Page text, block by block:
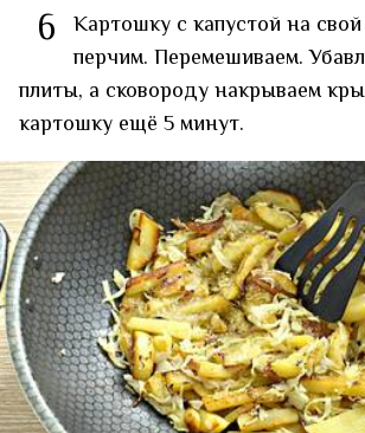
6 Картошку с капустой на
перчим. Перемешиваем.
плиты, а сковороду накрываем
картошку ещё 5 минут.